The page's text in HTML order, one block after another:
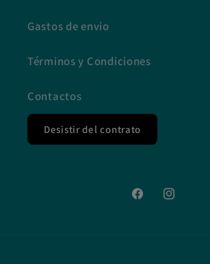
Gastos de envio
Términos y Condiciones
Contactos
Desistir del contrato
FacebookInstagram